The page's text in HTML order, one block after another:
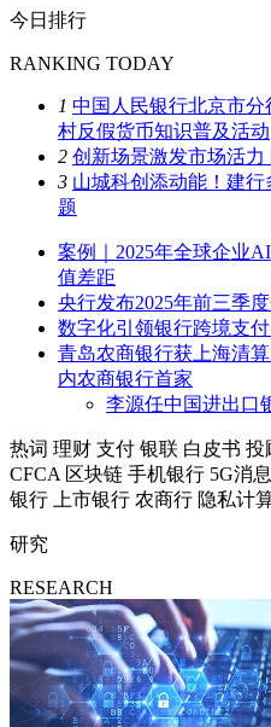
今日排行
RANKING TODAY
1 中国人民银行北京市
村反假货币知识普及活动
2 创新场景激发市场活
3 山城科创添动能！建
题
案例｜2025年全球企业
值差距
央行发布2025年前三季
数字化引领银行跨境支
青岛农商银行获上海清
内农商银行首家
李源任中国进出口
热词 理财 支付 银联 白皮书 投
CFCA 区块链 手机银行 5G消息
银行
上市银行 农商行 隐私计
研究
RESEARCH